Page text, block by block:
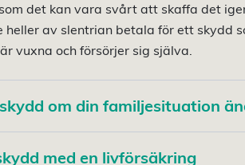
det kan vara svårt att skaffa det
av slentrian betala för ett skydd
vuxna och försörjer sig själva.
om din familjesituation
med en livförsäkring